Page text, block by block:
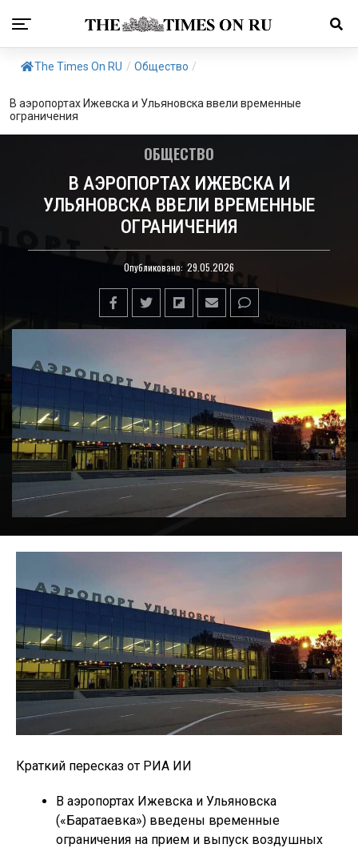
The Times On RU / Общество /
В аэропортах Ижевска и Ульяновска ввели временные
ограничения
ОБЩЕСТВО
В АЭРОПОРТАХ ИЖЕВСКА И
УЛЬЯНОВСКА ВВЕЛИ ВРЕМЕННЫЕ
ОГРАНИЧЕНИЯ
Опубликовано: 29.05.2026
Краткий пересказ от РИА ИИ
В аэропортах Ижевска и Ульяновска
(«Баратаевка») введены временные
ограничения на прием и выпуск воздушных